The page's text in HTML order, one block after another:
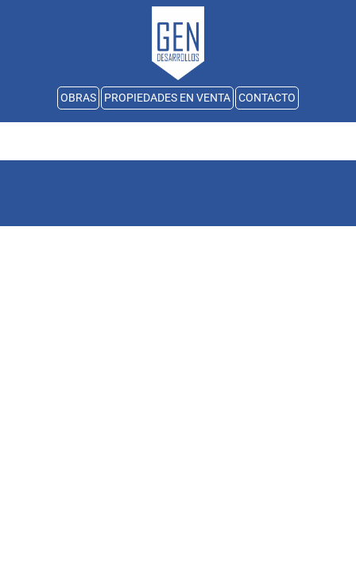
OBRAS PROPIEDADES EN VENTA CONTACTO